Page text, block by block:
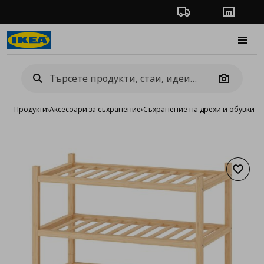
Проследяване на
Camera
Продукти›Аксесоари за съхранение›Съхранение на дрехи и обувки